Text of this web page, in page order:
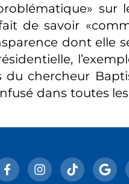
sur
de savoir
dont elle
du chercheur
dans toutes